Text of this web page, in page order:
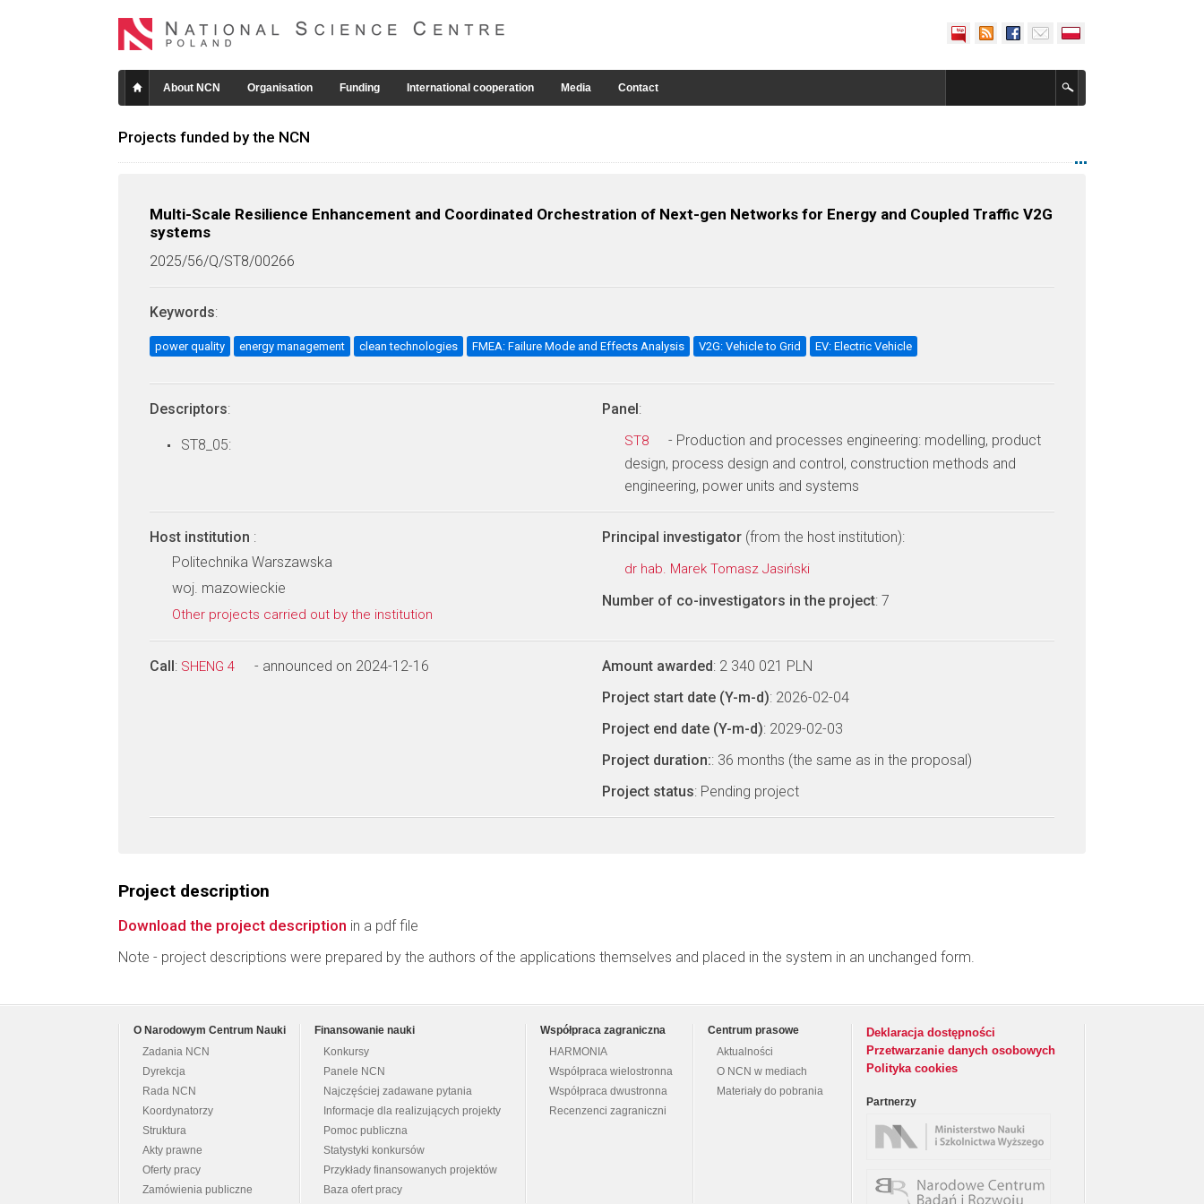
About NCN Organisation Funding International cooperation Media Contact
Projects funded by the NCN
Multi-Scale Resilience Enhancement and Coordinated Orchestration of Next-gen Networks for Energy and Coupled Traffic V2G
systems
2025/56/Q/ST8/00266
Keywords:
power quality energy management clean technologies FMEA: Failure Mode and Effects Analysis V2G: Vehicle to Grid EV: Electric Vehicle
Descriptors:
ST8_05:
Panel:
ST8
- Production and processes engineering: modelling, product
design, process design and control, construction methods and
engineering, power units and systems
Host institution :
Politechnika Warszawska
woj. mazowieckie
Other projects carried out by the institution
Principal investigator (from the host institution):
dr hab. Marek Tomasz Jasiński
Number of co-investigators in the project: 7
Call: SHENG 4 - announced on 2024-12-16 Amount awarded: 2 340 021 PLN
Project start date (Y-m-d): 2026-02-04
Project end date (Y-m-d): 2029-02-03
Project duration:: 36 months (the same as in the proposal)
Project status: Pending project
Project description
Download the project description in a pdf file
Note - project descriptions were prepared by the authors of the applications themselves and placed in the system in an unchanged form.
O Narodowym Centrum Nauki
Zadania NCN
Dyrekcja
Rada NCN
Koordynatorzy
Struktura
Akty prawne
Oferty pracy
Zamówienia publiczne
Finansowanie nauki
Konkursy
Panele NCN
Najczęściej zadawane pytania
Informacje dla realizujących projekty
Pomoc publiczna
Statystyki konkursów
Przykłady finansowanych projektów
Baza ofert pracy
Współpraca zagraniczna
HARMONIA
Współpraca wielostronna
Współpraca dwustronna
Recenzenci zagraniczni
Centrum prasowe
Aktualności
O NCN w mediach
Materiały do pobrania
Deklaracja dostępności
Przetwarzanie danych osobowych
Polityka cookies
Partnerzy